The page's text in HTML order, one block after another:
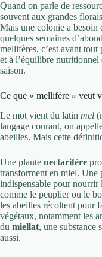
Quand on parle de
souvent aux grandes
Mais une colonie a besoin
quelques semaines
mellifères, c’est avant
et à l’équilibre nutritionnel
saison.
Ce que « mellifère » veut
Le mot vient du latin mel
langage courant, on
abeilles. Mais cette
Une plante nectarifère
transforment en miel. Une
indispensable pour nourrir
comme le peuplier ou le
les abeilles récoltent pour
végétaux, notamment les
du miellat, une substance
aussi.